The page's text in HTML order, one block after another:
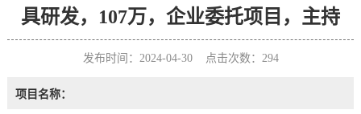
具研发，107万，企业委托项目，主持
发布时间：2024-04-30 点击次数： 294
项目名称：